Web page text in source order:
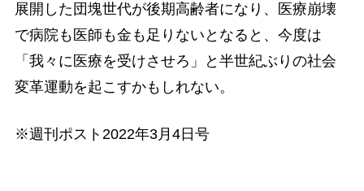
展開した団塊世代が後期高齢者になり、医療崩壊
で病院も医師も金も足りないとなると、今度は
「我々に医療を受けさせろ」と半世紀ぶりの社会
変革運動を起こすかもしれない。
※週刊ポスト2022年3月4日号